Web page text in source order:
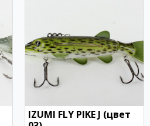
IZUMI FLY PIKE J (цвет